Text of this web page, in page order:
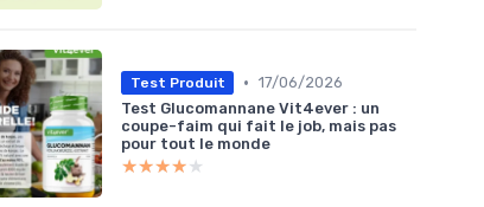
Test Produit • 17/06/2026
Test Glucomannane Vit4ever : un
coupe-faim qui fait le job, mais pas
pour tout le monde
★★★★★
★★★★★